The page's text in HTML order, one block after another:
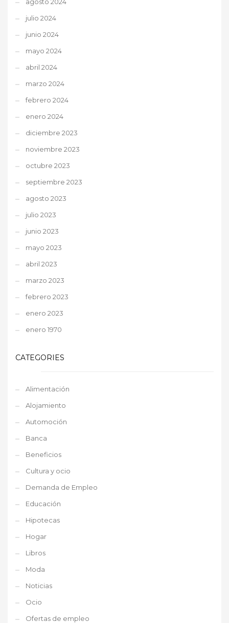
julio 2024
junio 2024
mayo 2024
abril 2024
marzo 2024
febrero 2024
enero 2024
diciembre 2023
noviembre 2023
octubre 2023
septiembre 2023
agosto 2023
julio 2023
junio 2023
mayo 2023
abril 2023
marzo 2023
febrero 2023
enero 2023
enero 1970
CATEGORIES
Alimentación
Alojamiento
Automoción
Banca
Beneficios
Cultura y ocio
Demanda de Empleo
Educación
Hipotecas
Hogar
Libros
Moda
Noticias
Ocio
Ofertas de empleo